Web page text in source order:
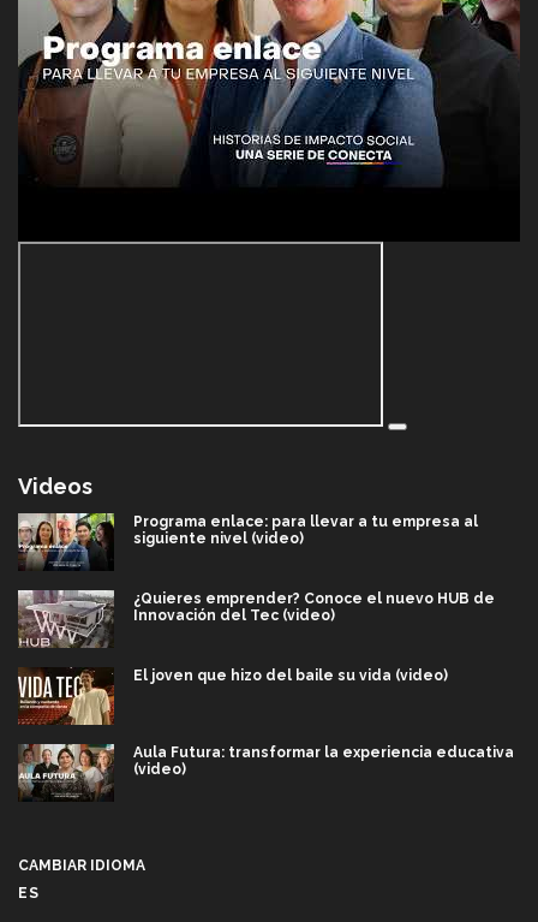
Videos
Programa enlace: para llevar a tu empresa al
siguiente nivel (video)
¿Quieres emprender? Conoce el nuevo HUB de
Innovación del Tec (video)
El joven que hizo del baile su vida (video)
Aula Futura: transformar la experiencia educativa
(video)
CAMBIAR IDIOMA
ES